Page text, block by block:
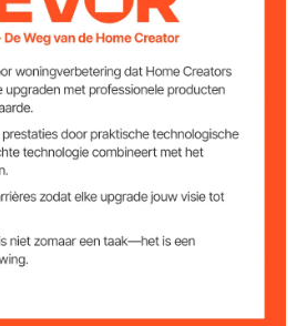
2 verstelbare
ventilatieopeningen
grondspiesklemmen +
roestvrijstalen schroeven